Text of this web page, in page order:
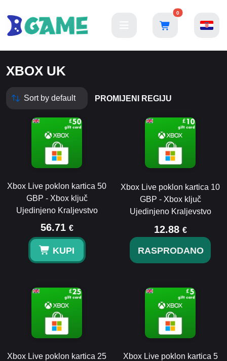
0
XBOX UK
PROMIJENI REGIJU
Xbox Live poklon kartica 50
GBP - Xbox ključ
Ujedinjeno Kraljevstvo
56.71 €
KUPI
Xbox Live poklon kartica 10
GBP - Xbox ključ
Ujedinjeno Kraljevstvo
12.88 €
RASPRODANO
Xbox Live poklon kartica 25
Xbox Live poklon kartica 5